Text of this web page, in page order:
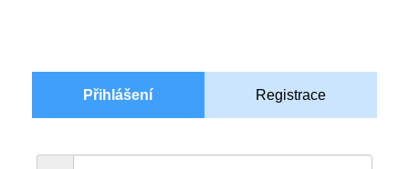
Přihlášení Registrace